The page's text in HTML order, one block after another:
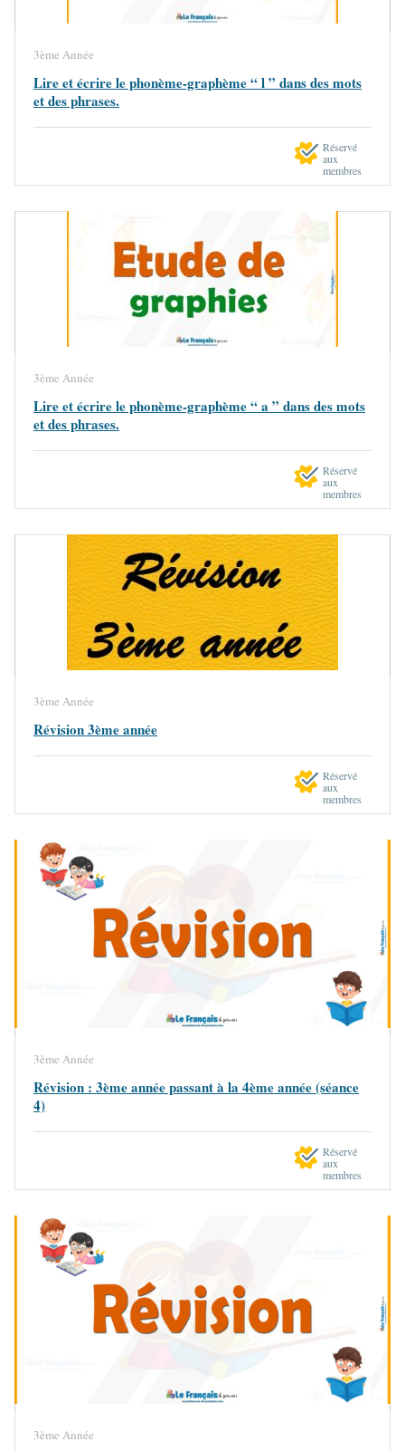
3ème Année
Lire et écrire le phonème-graphème “ l ” dans des mots
et des phrases.
Réservé
aux
membres
3ème Année
Lire et écrire le phonème-graphème “ a ” dans des mots
et des phrases.
Réservé
aux
membres
3ème Année
Révision 3ème année
Réservé
aux
membres
3ème Année
Révision : 3ème année passant à la 4ème année (séance
4)
Réservé
aux
membres
3ème Année